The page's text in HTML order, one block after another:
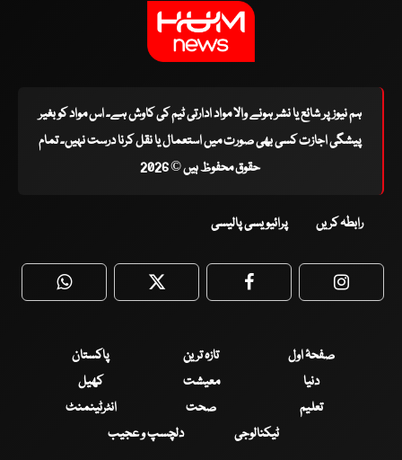
ہم نیوز پر شائع یا نشر ہونے والا مواد ادارتی ٹیم کی کاوش ہے۔ اس مواد کو بغیر
پیشگی اجازت کسی بھی صورت میں استعمال یا نقل کرنا درست نہیں۔ تمام
حقوق محفوظ ہیں © 2026
رابطہ کریں پرائیویسی پالیسی
WhatsApp Twitter Facebook
صفحۂ اول تازہ ترین
پاکستان
دنیا
معیشت
کھیل
تعلیم
صحت
انٹرٹینمنٹ
ٹیکنالوجی
دلچسپ و عجیب